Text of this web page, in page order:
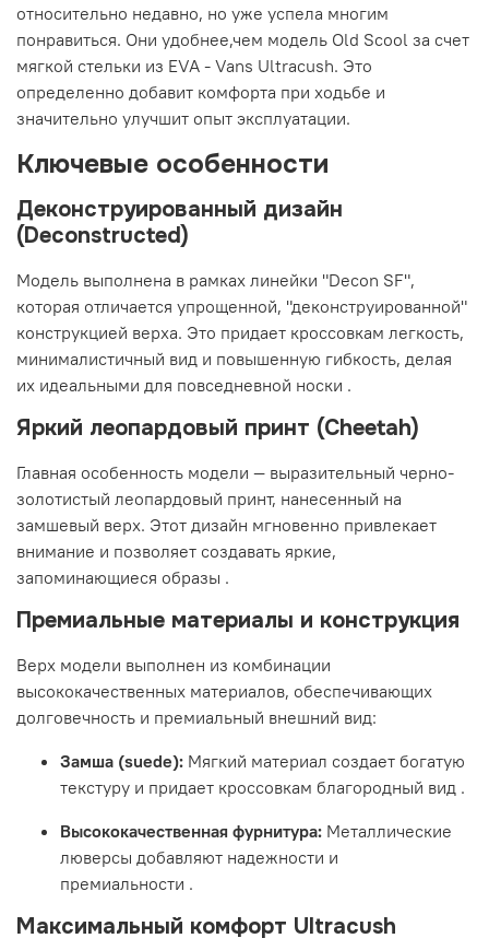
относительно недавно, но уже успела многим
понравиться. Они удобнее,чем модель Old Scool за счет
мягкой стельки из EVA - Vans Ultracush. Это
определенно добавит комфорта при ходьбе и
значительно улучшит опыт эксплуатации.
Ключевые особенности
Деконструированный дизайн
(Deconstructed)
Модель выполнена в рамках линейки "Decon SF",
которая отличается упрощенной, "деконструированной"
конструкцией верха. Это придает кроссовкам легкость,
минималистичный вид и повышенную гибкость, делая
их идеальными для повседневной носки .
Яркий леопардовый принт (Cheetah)
Главная особенность модели — выразительный черно-
золотистый леопардовый принт, нанесенный на
замшевый верх. Этот дизайн мгновенно привлекает
внимание и позволяет создавать яркие,
запоминающиеся образы .
Премиальные материалы и конструкция
Верх модели выполнен из комбинации
высококачественных материалов, обеспечивающих
долговечность и премиальный внешний вид:
Замша (suede): Мягкий материал создает богатую
текстуру и придает кроссовкам благородный вид .
Высококачественная фурнитура: Металлические
люверсы добавляют надежности и
премиальности .
Максимальный комфорт Ultracush